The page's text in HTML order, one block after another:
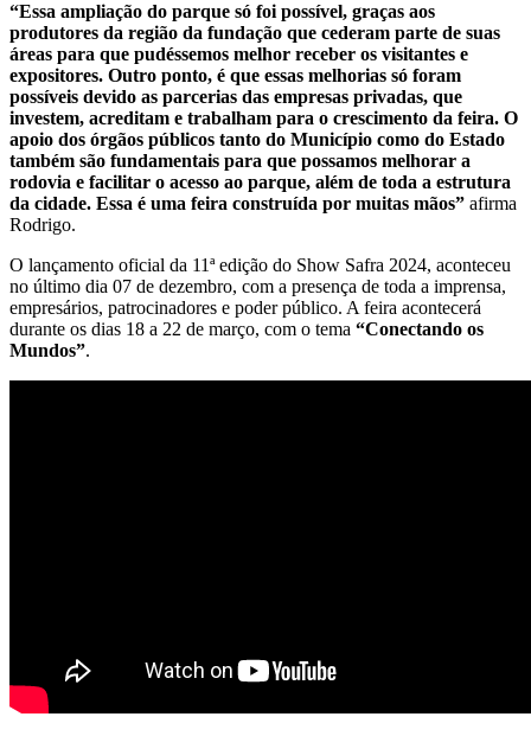
“Essa ampliação do parque só foi possível, graças aos
produtores da região da fundação que cederam parte de suas
áreas para que pudéssemos melhor receber os visitantes e
expositores. Outro ponto, é que essas melhorias só foram
possíveis devido as parcerias das empresas privadas, que
investem, acreditam e trabalham para o crescimento da feira. O
apoio dos órgãos públicos tanto do Município como do Estado
também são fundamentais para que possamos melhorar a
rodovia e facilitar o acesso ao parque, além de toda a estrutura
da cidade. Essa é uma feira construída por muitas mãos” afirma
Rodrigo.
O lançamento oficial da 11ª edição do Show Safra 2024, aconteceu
no último dia 07 de dezembro, com a presença de toda a imprensa,
empresários, patrocinadores e poder público. A feira acontecerá
durante os dias 18 a 22 de março, com o tema “Conectando os
Mundos”.